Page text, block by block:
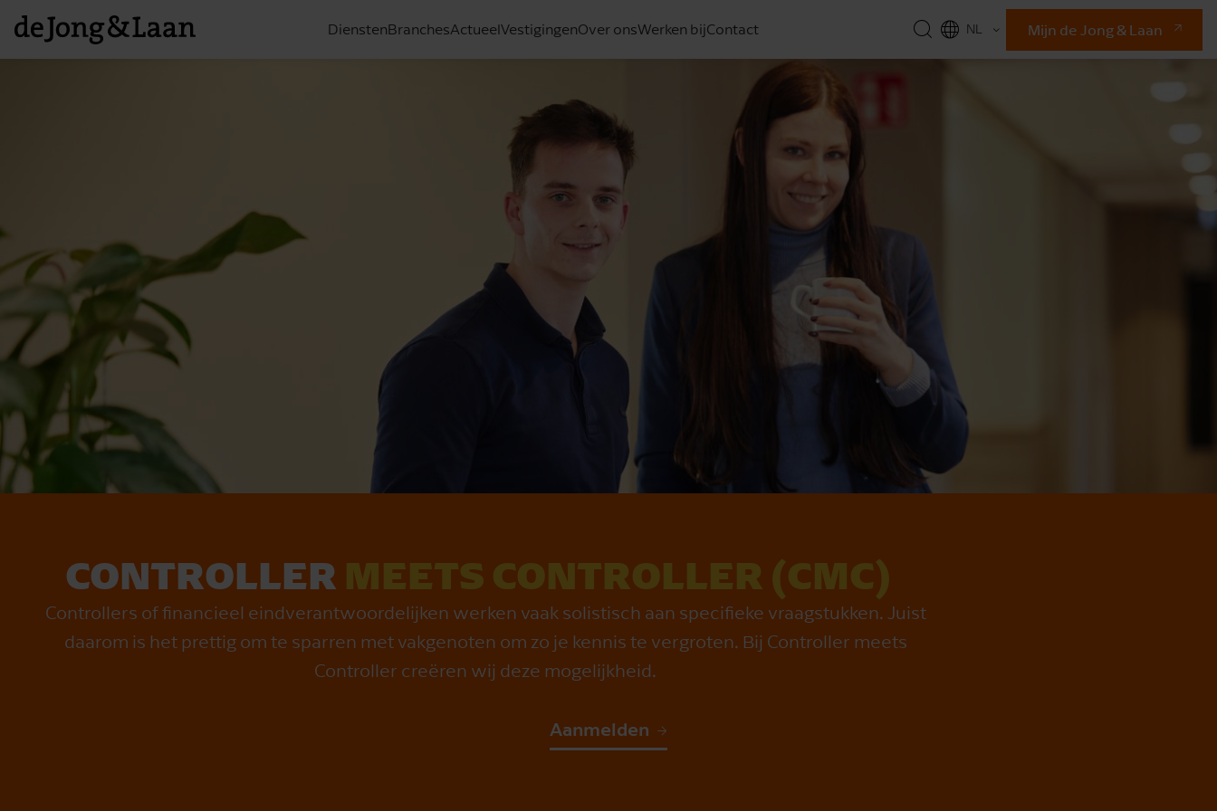
DienstenBranchesActueelVestigingenOver onsWerken bijContact
NL
EN
Mijn de Jong & Laan
CONTROLLER MEETS CONTROLLER (CMC)
Controllers of financieel eindverantwoordelijken werken vaak solistisch aan specifieke vraagstukken. Juist
daarom is het prettig om te sparren met vakgenoten om zo je kennis te vergroten. Bij Controller meets
Controller creëren wij deze mogelijkheid.
Aanmelden